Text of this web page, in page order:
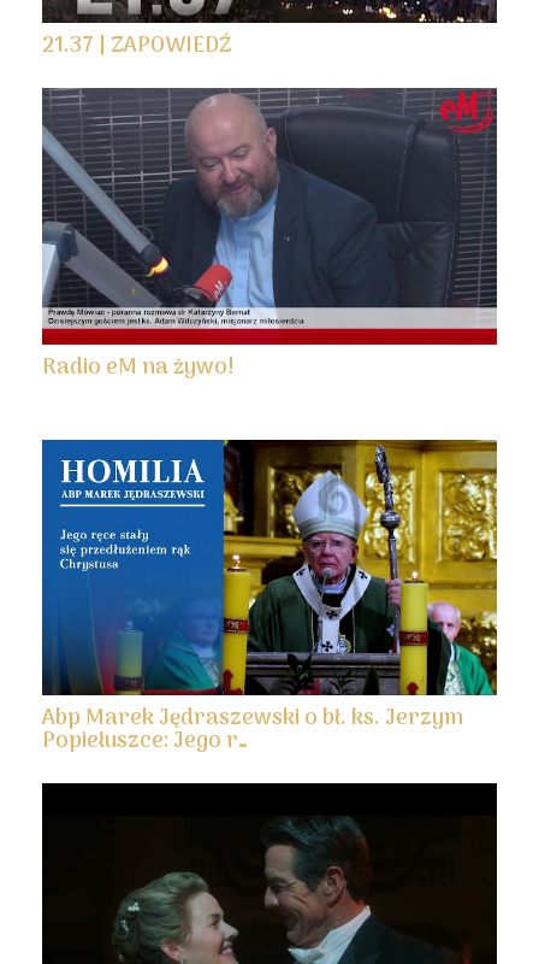
21.37 | ZAPOWIEDŹ
Radio eM na żywo!
Abp Marek Jędraszewski o bł. ks. Jerzym
Popiełuszce: Jego r…